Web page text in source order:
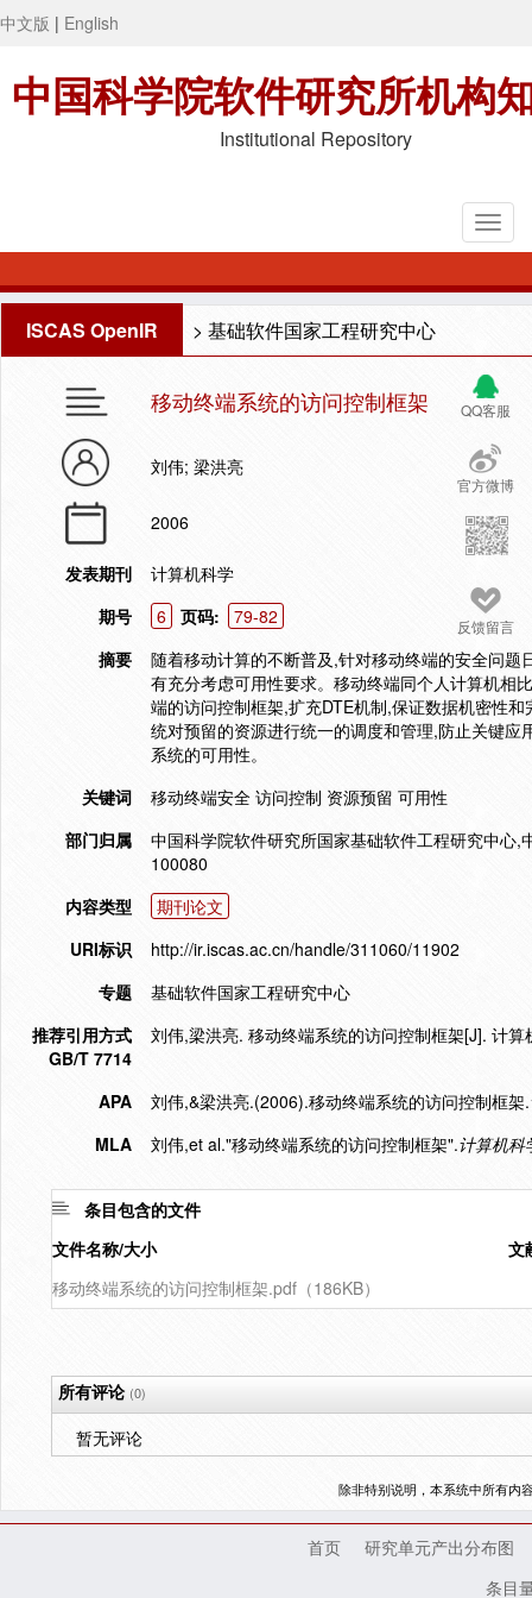
中文版 | English
中国科学院软件研究所机构
Institutional Repository
ISCAS OpenIR > 基础软件国家工程研究中心
QQ客服
官方微博
反馈留言
移动终端系统的访问控制框架
刘伟; 梁洪亮
2006
发表期刊
计算机科学
期号
6 页码:
79-82
摘要
随着移动计算的不断普及,针对移动终端的安全问
有充分考虑可用性要求。移动终端同个人计算机相
端的访问控制框架,扩充DTE机制,保证数据机密性
统对预留的资源进行统一的调度和管理,防止关键
系统的可用性。
关键词
移动终端安全 访问控制 资源预留 可用性
部门归属
中国科学院软件研究所国家基础软件工程研究中心
100080
内容类型
期刊论文
URI标识
http://ir.iscas.ac.cn/handle/311060/11902
专题
基础软件国家工程研究中心
推荐引用方式
GB/T 7714
刘伟,梁洪亮. 移动终端系统的访问控制框架[J]. 计
APA 刘伟,&梁洪亮.(2006).移动终端系统的访问控制框架.
MLA
刘伟,et al."移动终端系统的访问控制框架".计算机科
条目包含的文件
文件名称/大小
文
移动终端系统的访问控制框架.pdf（186KB）
所有评论(0)
暂无评论
除非特别说明，本系统中所有内
首页
研究单元产出分布图
条目